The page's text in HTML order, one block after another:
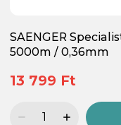
SAENGER
5000m / 0,36mm
13 799 Ft